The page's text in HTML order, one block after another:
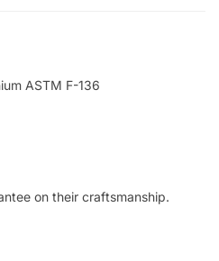
ASTM F-136
on their craftsmanship.